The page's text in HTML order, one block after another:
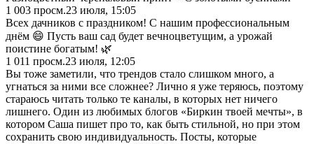
1 003 просм.23 июля, 15:05
Всех дачников с праздником! С нашим профессиональным
днём 😄 Пусть ваш сад будет вечноцветущим, а урожай
поистине богатым! 🌿
1 011 просм.23 июля, 12:05
Вы тоже заметили, что трендов стало слишком много, а
угнаться за ними все сложнее? Лично я уже теряюсь, поэтому
стараюсь читать только те каналы, в которых нет ничего
лишнего. Один из любимых блогов «Биркин твоей мечты», в
котором Саша пишет про то, как быть стильной, но при этом
сохранить свою индивидуальность. Посты, которые